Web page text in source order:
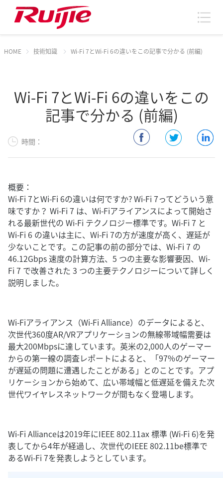
HOME 技術知識 Wi-Fi 7とWi-Fi 6の違いをこの記事で分かる (前編)
Wi-Fi 7とWi-Fi 6の違いをこの
記事で分かる (前編)
時間：
概要：
Wi-Fi 7とWi-Fi 6の違いは何ですか? Wi-Fi 7ってどういう意
味ですか？ Wi-Fi 7 は、Wi-Fiアライアンスによって開始さ
れる最新世代の Wi-Fi テクノロジー標準です。Wi-Fi 7 と
Wi-Fi 6 の違いは主に、Wi-Fi 7の方が速度が高く、遅延が
少ないことです。この記事の前の部分では、Wi-Fi 7 の
46.12Gbps 速度の計算方法、5 つの主要な影響要因、Wi-
Fi 7 で改善された 3 つの主要テクノロジーについて詳しく
説明しました。
Wi-Fiアライアンス（Wi-Fi Alliance）のデータによると、
次世代360度AR/VRアプリケーションの無線帯域幅需要は
最大200Mbpsに達しています。英米の2,000人のゲーマー
からの第一線の調査レポートによると、「97%のゲーマー
が遅延の問題に遭遇したことがある」とのことです。アプ
リケーションから始めて、広い帯域幅と低遅延を備えた次
世代ワイヤレスネットワークが間もなく登場します。
Wi-Fi Allianceは2019年にIEEE 802.11ax 標準 (Wi-Fi 6)を発
表してから4年が経過し、次世代のIEEE 802.11be標準で
あるWi-Fi 7を発表しようとしています。